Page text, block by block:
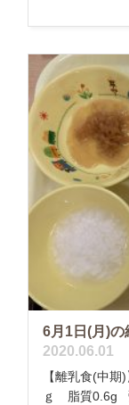
6月1日(月)の
2020.06.01
【離乳食(中
ｇ 脂質0.6g